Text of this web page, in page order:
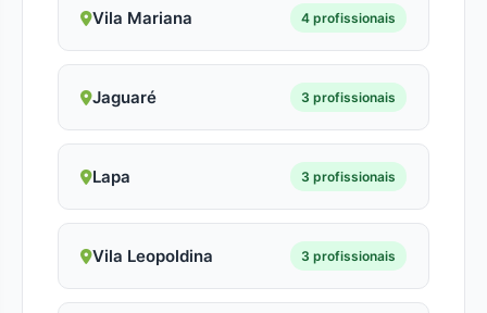
Vila Mariana 4 profissionais
Jaguaré 3 profissionais
Lapa 3 profissionais
Vila Leopoldina 3 profissionais